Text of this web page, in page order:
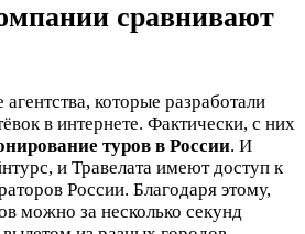
сравнивают
которые разработали
в интернете. Фактически, с них
туров в России. И
и Травелата имеют доступ к
России. Благодаря этому,
можно за несколько секунд